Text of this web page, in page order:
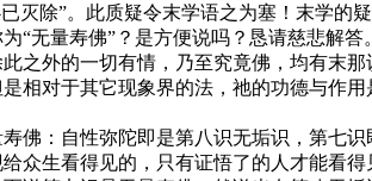
灭除”。此质疑令末学语之为塞！末学
“无量寿佛”？是方便说吗？恳请慈悲解答。
外的一切有情，乃至究竟佛，均有末
相对于其它现象界的法，祂的功德与作
：自性弥陀即是第八识无垢识，第七
众生看得见的，只有证悟了的人才能看